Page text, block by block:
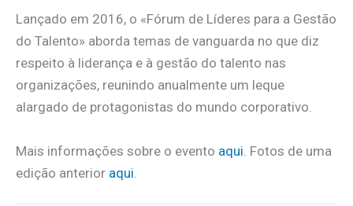
Lançado em 2016, o «Fórum de Líderes para a Gestão
do Talento» aborda temas de vanguarda no que diz
respeito à liderança e à gestão do talento nas
organizações, reunindo anualmente um leque
alargado de protagonistas do mundo corporativo.
Mais informações sobre o evento aqui . Fotos de uma
edição anterior aqui